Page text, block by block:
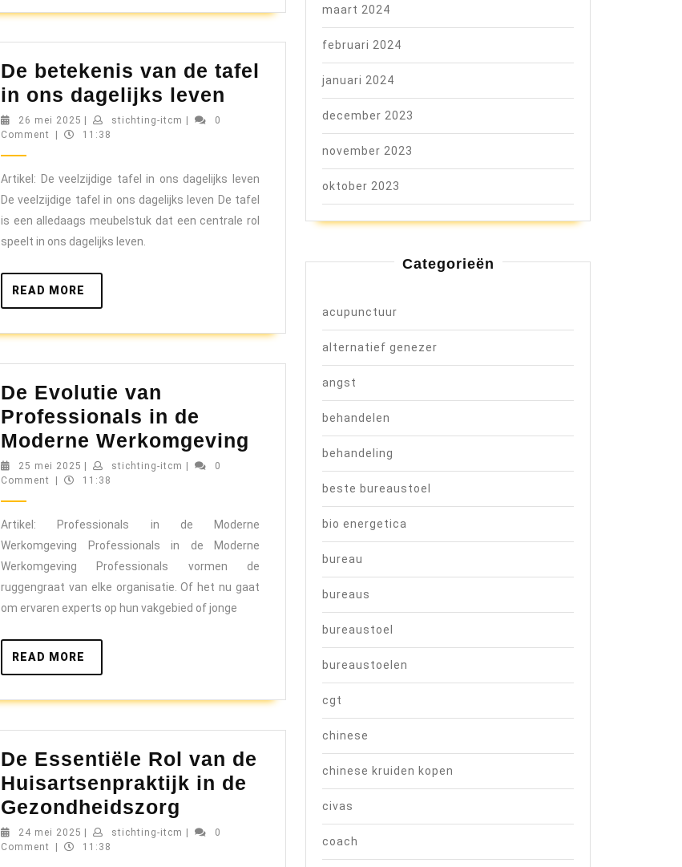
De betekenis van de tafel
in ons dagelijks leven
betekenis
tafel
in
dagelijks
26 mei 2025 26
mei
stichting-itcm stichting-
0
Comment
11:38
Artikel: De veelzijdige tafel in ons dagelijks leven
De veelzijdige tafel in ons dagelijks leven De tafel
is een alledaags meubelstuk dat een centrale rol
speelt in ons dagelijks leven.
READ MORE
MORE
De Evolutie van
Professionals in de
Moderne Werkomgeving
Evolutie
Professionals
in
de
Moderne
Werkomgeving
25 mei 2025 25
mei
stichting-itcm stichting-
0
Comment
11:38
Artikel: Professionals in de Moderne
Werkomgeving Professionals in de Moderne
Werkomgeving Professionals vormen de
ruggengraat van elke organisatie. Of het nu gaat
om ervaren experts op hun vakgebied of jonge
READ MORE
MORE
De Essentiële Rol van de
Huisartsenpraktijk in de
Gezondheidszorg
Essentiële
24 mei 2025 24
mei
stichting-itcm stichting-
0
Comment
11:38
maart 2024
februari 2024
januari 2024
december 2023
november 2023
oktober 2023
Categorieën
acupunctuur
alternatief genezer
angst
behandelen
behandeling
beste bureaustoel
bio energetica
bureau
bureaus
bureaustoel
bureaustoelen
cgt
chinese
chinese kruiden kopen
civas
coach